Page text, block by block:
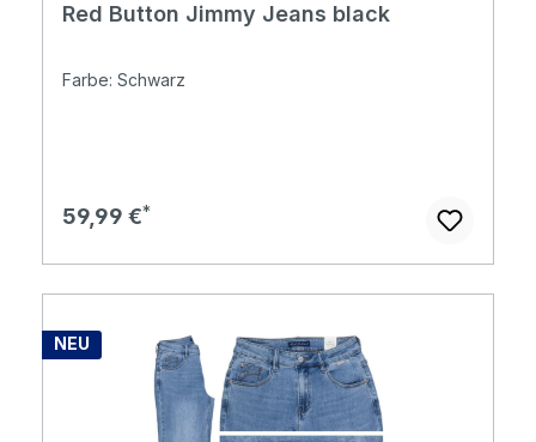
Red Button Jimmy Jeans black
Farbe: Schwarz
Regulärer Preis:
59,99 €
NEU